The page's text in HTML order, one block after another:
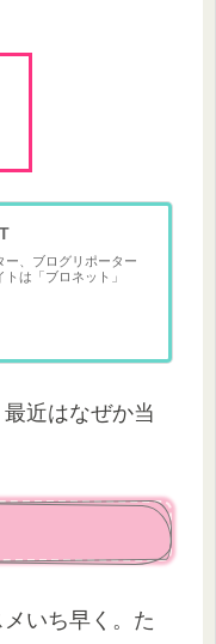
ー、ブログリポーター
トは「ブロネット」
近はなぜか当
いち早く。た